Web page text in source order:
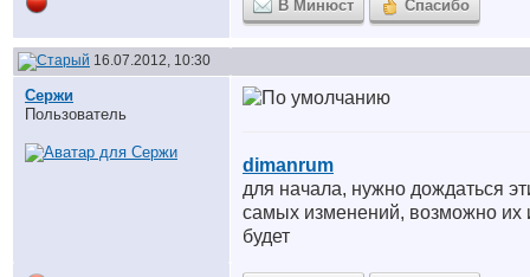
В Минюст Спасибо
16.07.2012, 10:30
Сержи
Пользователь
dimanrum
для начала, нужно дождаться
самых изменений, возможно их
будет